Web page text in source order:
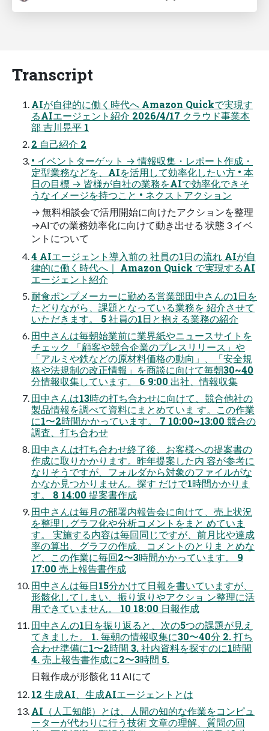
Transcript
AIが自律的に働く時代へ Amazon Quickで実現す
るAIエージェント紹介 2026/4/17 クラウド事業本
部 吉川晃平 1
2 自己紹介 2
• イベントターゲット → 情報収集・レポート作成・
定型業務などを、AIを活用して効率化したい方 • 本
日の目標 → 皆様が自社の業務をAIで効率化できそ
うなイメージを持つこと • ネクストアクション
→ 無料相談会で活用開始に向けたアクションを整理
→AIでの業務効率化に向けて動き出せる 状態 3 イベ
ントについて
4 AIエージェント導入前の 社員の1日の流れ AIが自
律的に働く時代へ｜ Amazon Quick で実現するAI
エージェント紹介
耐食ポンプメーカーに勤める営業部田中さんの1日を
たどりながら、課題となっている業務を 紹介させて
いただきます。 5 社員の1日と抱える業務の紹介
田中さんは毎朝始業前に業界紙やニュースサイトを
チェック 「顧客や競合企業のプレスリリース」や
「アルミや鉄などの原材料価格の動向」、「安全規
格や法規制の改正情報」を商談に向けて毎朝30~40
分情報収集しています。 6 9:00 出社、情報収集
田中さんは13時の打ち合わせに向けて、競合他社の
製品情報を調べて資料にまとめていま す。この作業
に1〜2時間かかっています。 7 10:00~13:00 競合の
調査、打ち合わせ
田中さんは打ち合わせ終了後、お客様への提案書の
作成に取りかかります。昨年提案した内 容が参考に
なりそうですが、フォルダから対象のファイルがな
かなか見つかりません。探す だけで1時間かかりま
す。 8 14:00 提案書作成
田中さんは毎月の部署内報告会に向けて、売上状況
を整理しグラフ化や分析コメントをまと めていま
す。 実施する内容は毎回同じですが、前月比や達成
率の算出、グラフの作成、コメントのとりま とめな
ど、この作業に毎回2〜3時間かかっています。 9
17:00 売上報告書作成
田中さんは毎日15分かけて日報を書いていますが、
形骸化してしまい、振り返りやアクショ ン整理に活
用できていません。 10 18:00 日報作成
田中さんの1日を振り返ると、次の5つの課題が見え
てきました。 1. 毎朝の情報収集に30〜40分 2. 打ち
合わせ準備に1〜2時間 3. 社内資料を探すのに1時間
4. 売上報告書作成に2〜3時間 5.
日報作成が形骸化 11 AIにて
12 生成AI、生成AIエージェントとは
AI（人工知能）とは、人間の知的な作業をコンピュ
ーターが代わりに行う技術 文章の理解、質問の回